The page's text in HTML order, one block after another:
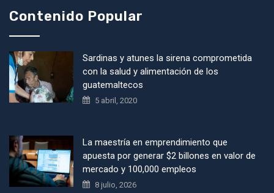
Contenido Popular
Sardinas y atunes la sirena comprometida
con la salud y alimentación de los
guatemaltecos
5 abril, 2020
La maestría en emprendimiento que
apuesta por generar $2 billones en valor de
mercado y 100,000 empleos
8 julio, 2026